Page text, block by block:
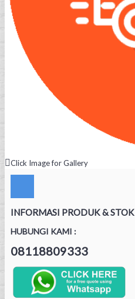
Click Image for Gallery
INFORMASI PRODUK & STOK
HUBUNGI KAMI :
08118809333